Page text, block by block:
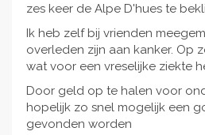
zes keer de Alpe D'hues te
Ik heb zelf bij vrienden
overleden zijn aan kanker. Op
wat voor een vreselijke ziekte
Door geld op te halen voor
hopelijk zo snel mogelijk een
gevonden worden